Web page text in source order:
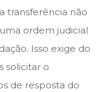
transferência não
ordem judicial
Isso exige do
solicitar o
de resposta do